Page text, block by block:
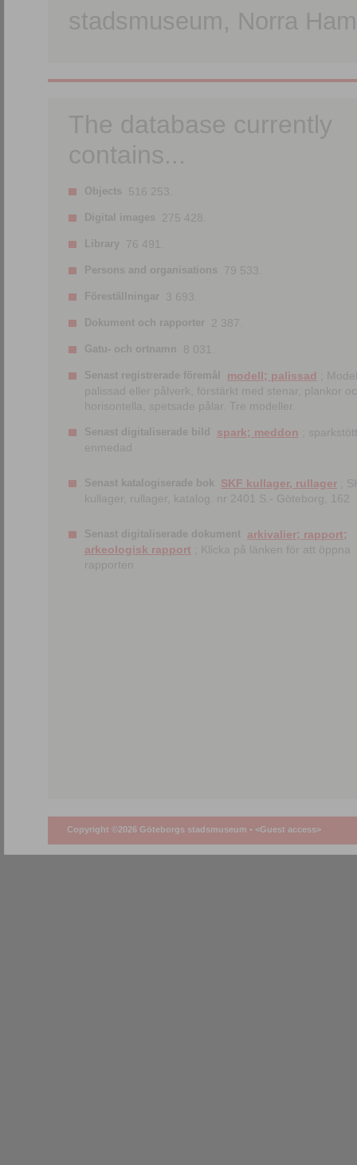
stadsmuseum, Norra
The database currently
contains...
Objects 516 253.
Digital images 275 428.
Library 76 491.
Persons and organisations 79 533.
Föreställningar 3 693.
Dokument och rapporter 2 387.
Gatu- och ortnamn 8 031.
Senast registrerade föremål modell; palissad
;
palissad eller pålverk, förstärkt med stenar, plankor
horisontella, spetsade pålar. Tre modeller.
Senast digitaliserade bild spark; meddon ;
enmedad
Senast katalogiserade bok SKF kullager, rullager ;
kullager, rullager, katalog. nr 2401 S.- Göteborg, 162
Senast digitaliserade dokument arkivalier; rapport;
arkeologisk rapport ; Klicka på länken för att öppna
rapporten
Copyright ©2026 Göteborgs stadsmuseum • <Guest access>